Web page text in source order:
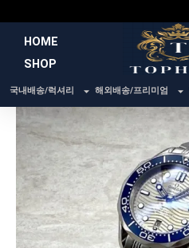
건
너
HOME
SHOP
국내배송/럭셔리 해외배송/프리미엄